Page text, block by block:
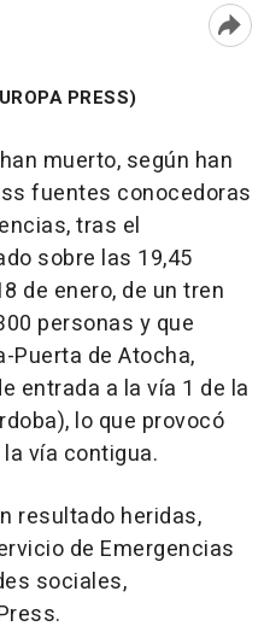
PRESS)
muerto, según han
fuentes conocedoras
tras el
sobre las 19,45
de enero, de un tren
personas y que
Puerta de Atocha,
entrada a la vía 1 de la
lo que provocó
vía contigua.
resultado heridas,
de Emergencias
sociales,